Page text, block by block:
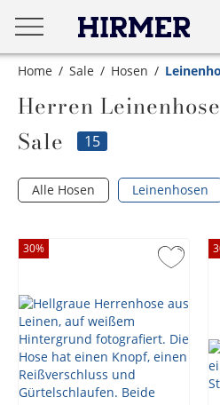
Home Sale Hosen
Herren
Sale
15
Alle Hosen Leinenhosen
30%